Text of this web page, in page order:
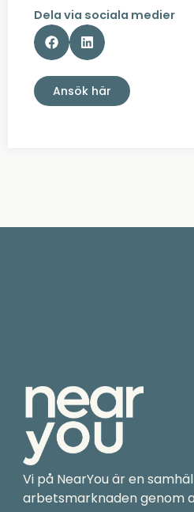
Dela via sociala medier
Ansök här
Vi på NearYou är en
arbetsmarknaden genom